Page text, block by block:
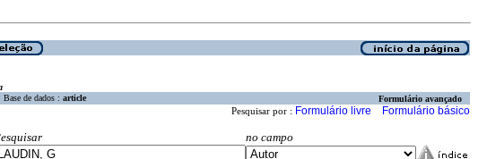
Base de dados : article Formulário avançado
Pesquisar por : Formulário livre Formulário básico
no campo